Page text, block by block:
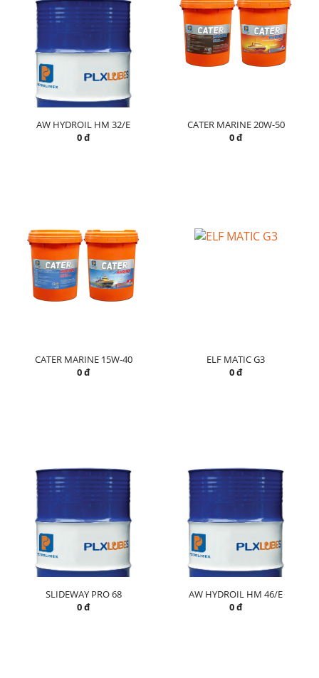
AW HYDROIL HM 32/E
0 đ
CATER MARINE 20W-50
0 đ
CATER MARINE 15W-40
0 đ
ELF MATIC G3
0 đ
SLIDEWAY PRO 68
0 đ
AW HYDROIL HM 46/E
0 đ